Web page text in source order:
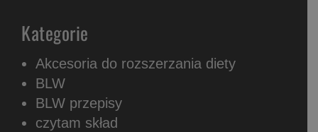
Kategorie
Akcesoria do rozszerzania diety
BLW
BLW przepisy
czytam skład